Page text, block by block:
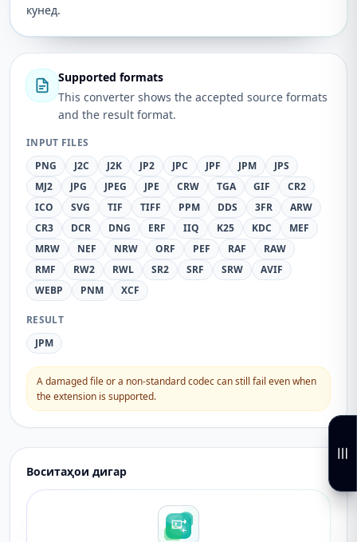
кунед.
Supported formats
This converter shows the accepted source formats
and the result format.
INPUT FILES
PNG
J2C J2K JP2 JPC JPF JPM
JPS
MJ2
JPG JPEG JPE CRW TGA GIF
CR2
ICO
SVG TIF TIFF PPM DDS 3FR
ARW
CR3
DCR DNG ERF IIQ K25 KDC
MEF
MRW
NEF NRW ORF PEF RAF
RAW
RMF
RW2 RWL SR2 SRF SRW
AVIF
WEBP
PNM XCF
RESULT
JPM
A damaged file or a non-standard codec can still fail even when
the extension is supported.
Воситаҳои дигар